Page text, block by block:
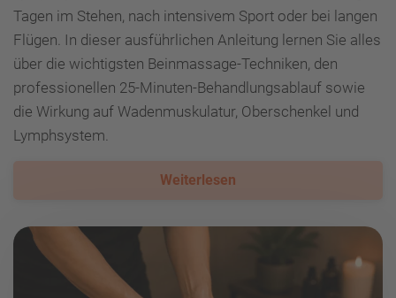
Tagen im Stehen, nach intensivem Sport oder bei langen
Flügen. In dieser ausführlichen Anleitung lernen Sie alles
über die wichtigsten Beinmassage-Techniken, den
professionellen 25-Minuten-Behandlungsablauf sowie
die Wirkung auf Wadenmuskulatur, Oberschenkel und
Lymphsystem.
Weiterlesen